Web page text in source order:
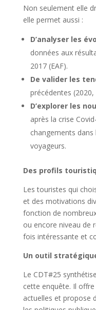
Non seulement elle
elle permet aussi :
D’analyser les
données aux
2017 (EAF).
De valider les
précédentes (2020,
D’explorer les
après la crise
changements
voyageurs.
Des profils
Les touristes qui
et des motivations
fonction de
ou encore niveau de
fois intéressante et
Un outil
Le CDT#25
cette enquête. Il
actuelles et propose